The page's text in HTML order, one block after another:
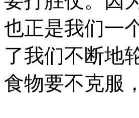
也正是我们一
了我们不断地
食物要不克服